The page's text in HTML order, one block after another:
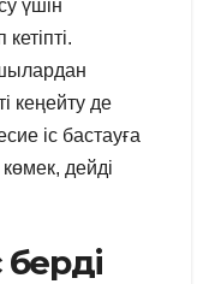
үшін
кеңейту де
іс бастауға
дейді